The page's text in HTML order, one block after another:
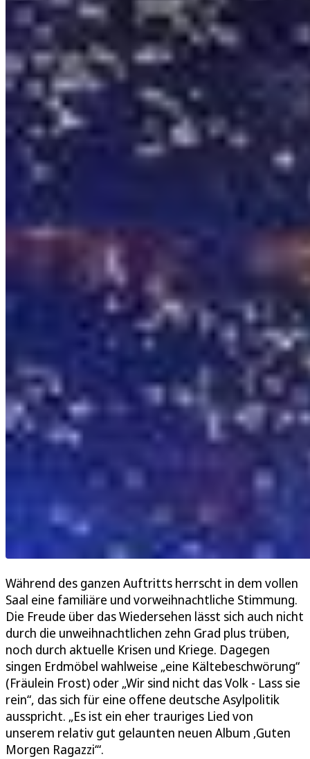
Während des ganzen Auftritts herrscht in dem vollen
Saal eine familiäre und vorweihnachtliche Stimmung.
Die Freude über das Wiedersehen lässt sich auch nicht
durch die unweihnachtlichen zehn Grad plus trüben,
noch durch aktuelle Krisen und Kriege. Dagegen
singen Erdmöbel wahlweise „eine Kältebeschwörung“
(Fräulein Frost) oder „Wir sind nicht das Volk - Lass sie
rein“, das sich für eine offene deutsche Asylpolitik
ausspricht. „Es ist ein eher trauriges Lied von
unserem relativ gut gelaunten neuen Album ‚Guten
Morgen Ragazzi‘“.